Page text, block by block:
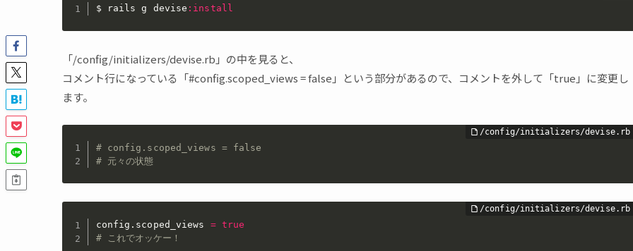
$ rails g devise :install
「/config/initializers/devise.rb」の中を見ると、
コメント行になっている「#config.scoped_views = false」という部分があるので、コメントを外して「true」に変更し
ます。
# config.scoped_views = false
# 元々の状態
config . scoped_views = true
# これでオッケー！